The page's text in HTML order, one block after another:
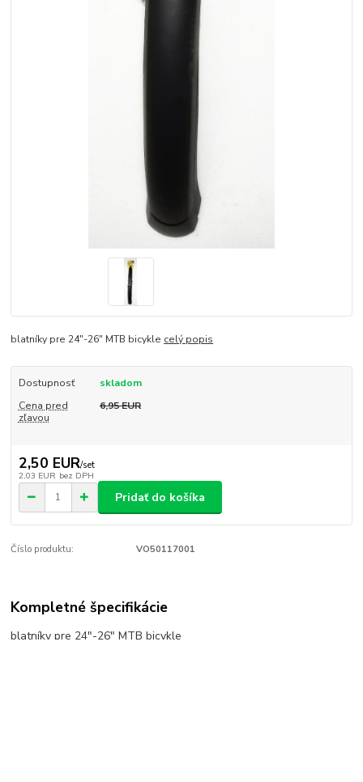
blatníky pre 24"-26" MTB bicykle celý popis
Dostupnosť
skladom
Cena pred
zľavou
6,95 EUR
2,50 EUR/set
2,03 EUR bez DPH
Pridať do košíka
Číslo produktu: VO50117001
Kompletné špecifikácie
blatníky pre 24"-26" MTB bicykle